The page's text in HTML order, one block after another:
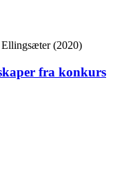
(2020)
fra konkurs